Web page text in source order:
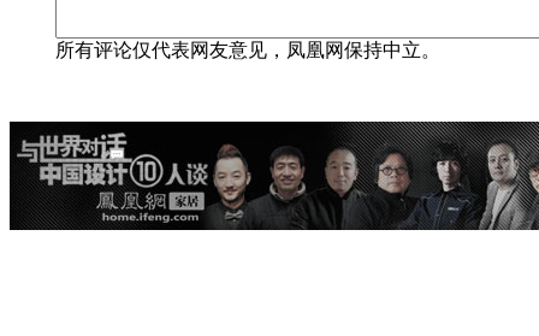
所有评论仅代表网友意见，凤凰网保持中立。